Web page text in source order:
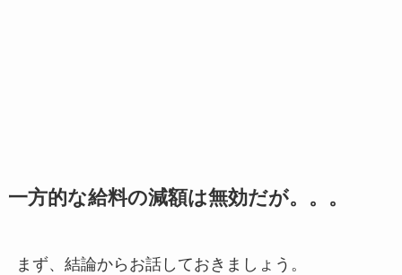
一方的な給料の減額は無効だが。。。
まず、結論からお話しておきましょう。